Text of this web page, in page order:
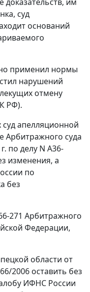
суд
оснований
применил нормы
нарушений
отмену
РФ).
суд апелляционной
Арбитражного суда
по делу N А36-
изменения, а
по
без
271 Арбитражного
Федерации,
области от
2006 оставить без
ИФНС России